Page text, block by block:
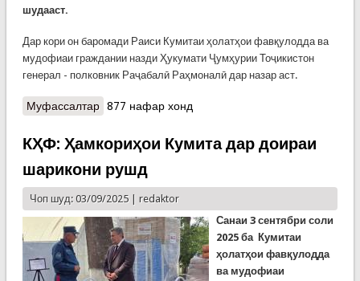
шудааст.
Дар кори он баромади Раиси Кумитаи ҳолатҳои фавқулодда ва
мудофиаи граждании назди Ҳукумати Ҷумҳурии Тоҷикистон
генерал - полковник Раҷабалӣ Раҳмоналӣ дар назар аст.
Муфассалтаро КҲФ: генерал - полковник Раҷабалӣ
уми Кумитаи ҳамоҳангсози давлатҳои аъзои
СААД ба Ҷумҳурии Қирғизистон сафар намуд.
877 нафар хонд
КҲФ: Ҳамкориҳои Кумита дар доираи
шарикони рушд
Чоп шуд: 03/09/2025 | redaktor
Санаи 3 сентябри соли
2025 ба Кумитаи
ҳолатҳои фавқулодда
ва мудофиаи